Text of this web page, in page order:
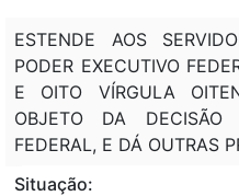
ESTENDE AOS
PODER EXECUTIVO
E OITO VÍRGULA
OBJETO DA DECISÃO
FEDERAL, E DÁ OUTRAS
Situação: